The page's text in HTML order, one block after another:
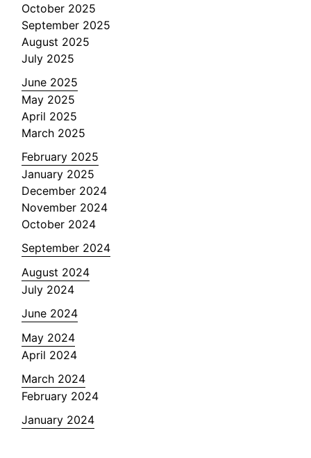
October 2025
September 2025
August 2025
July 2025
June 2025
May 2025
April 2025
March 2025
February 2025
January 2025
December 2024
November 2024
October 2024
September 2024
August 2024
July 2024
June 2024
May 2024
April 2024
March 2024
February 2024
January 2024